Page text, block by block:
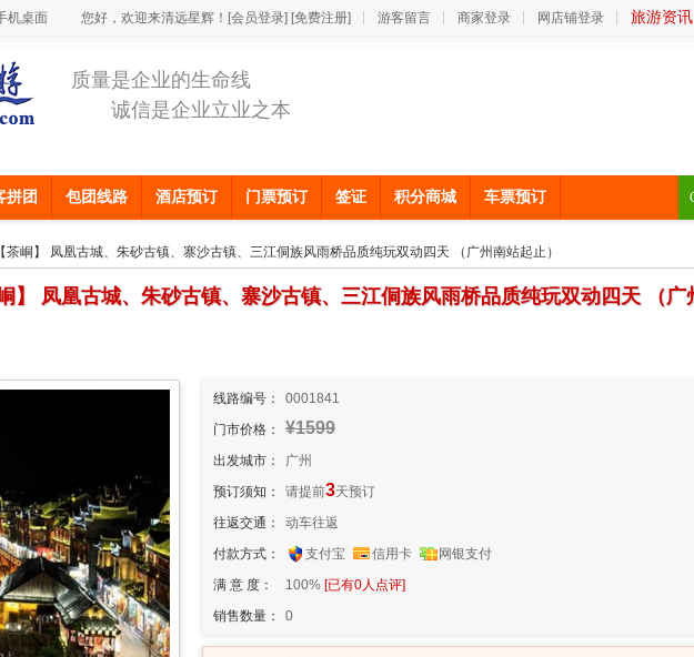
机桌面 您好，欢迎来清远星辉！ [会员登录] [免费注册] 游客留言 商家登录 网店铺登录 旅游资讯
质量是企业的生命线
诚信是企业立业之本
拼团 包团线路 酒店预订 门票预订 签证 积分商城 车票预订
峒】 凤凰古城、朱砂古镇、寨沙古镇、三江侗族风雨桥品质纯玩双动四天 （广州南站起止）
】 凤凰古城、朱砂古镇、寨沙古镇、三江侗族风雨桥品质纯玩双动四天 （广
线路编号：
0001841
门市价格：
¥1599
出发城市：
广州
预订须知：
请提前3天预订
往返交通：
动车往返
付款方式：
支付宝 信用卡
网银支付
满 意 度：
100% [已有0人点评]
销售数量：
0